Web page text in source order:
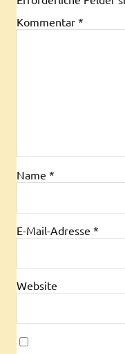
Kommentar *
Name *
E-Mail-Adresse *
Website